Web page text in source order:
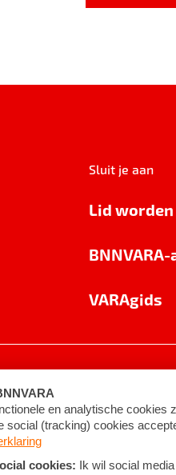
Sluit je aan
Lid worden
VARAgids
voorwaarden ©